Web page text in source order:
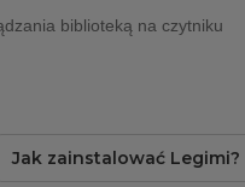
biblioteką na czytniku
Jak zainstalować Legimi?